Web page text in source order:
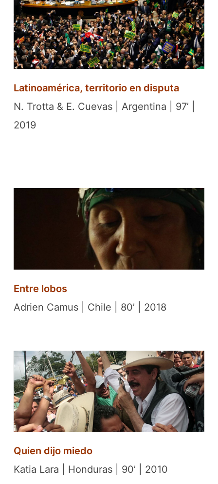
Latinoamérica, territorio en disputa
N. Trotta & E. Cuevas | Argentina | 97’ |
2019
Entre lobos
Adrien Camus | Chile | 80’ | 2018
Quien dijo miedo
Katia Lara | Honduras | 90’ | 2010